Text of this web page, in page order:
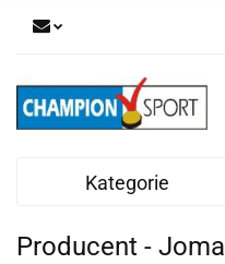
Kategorie
Producent - Joma